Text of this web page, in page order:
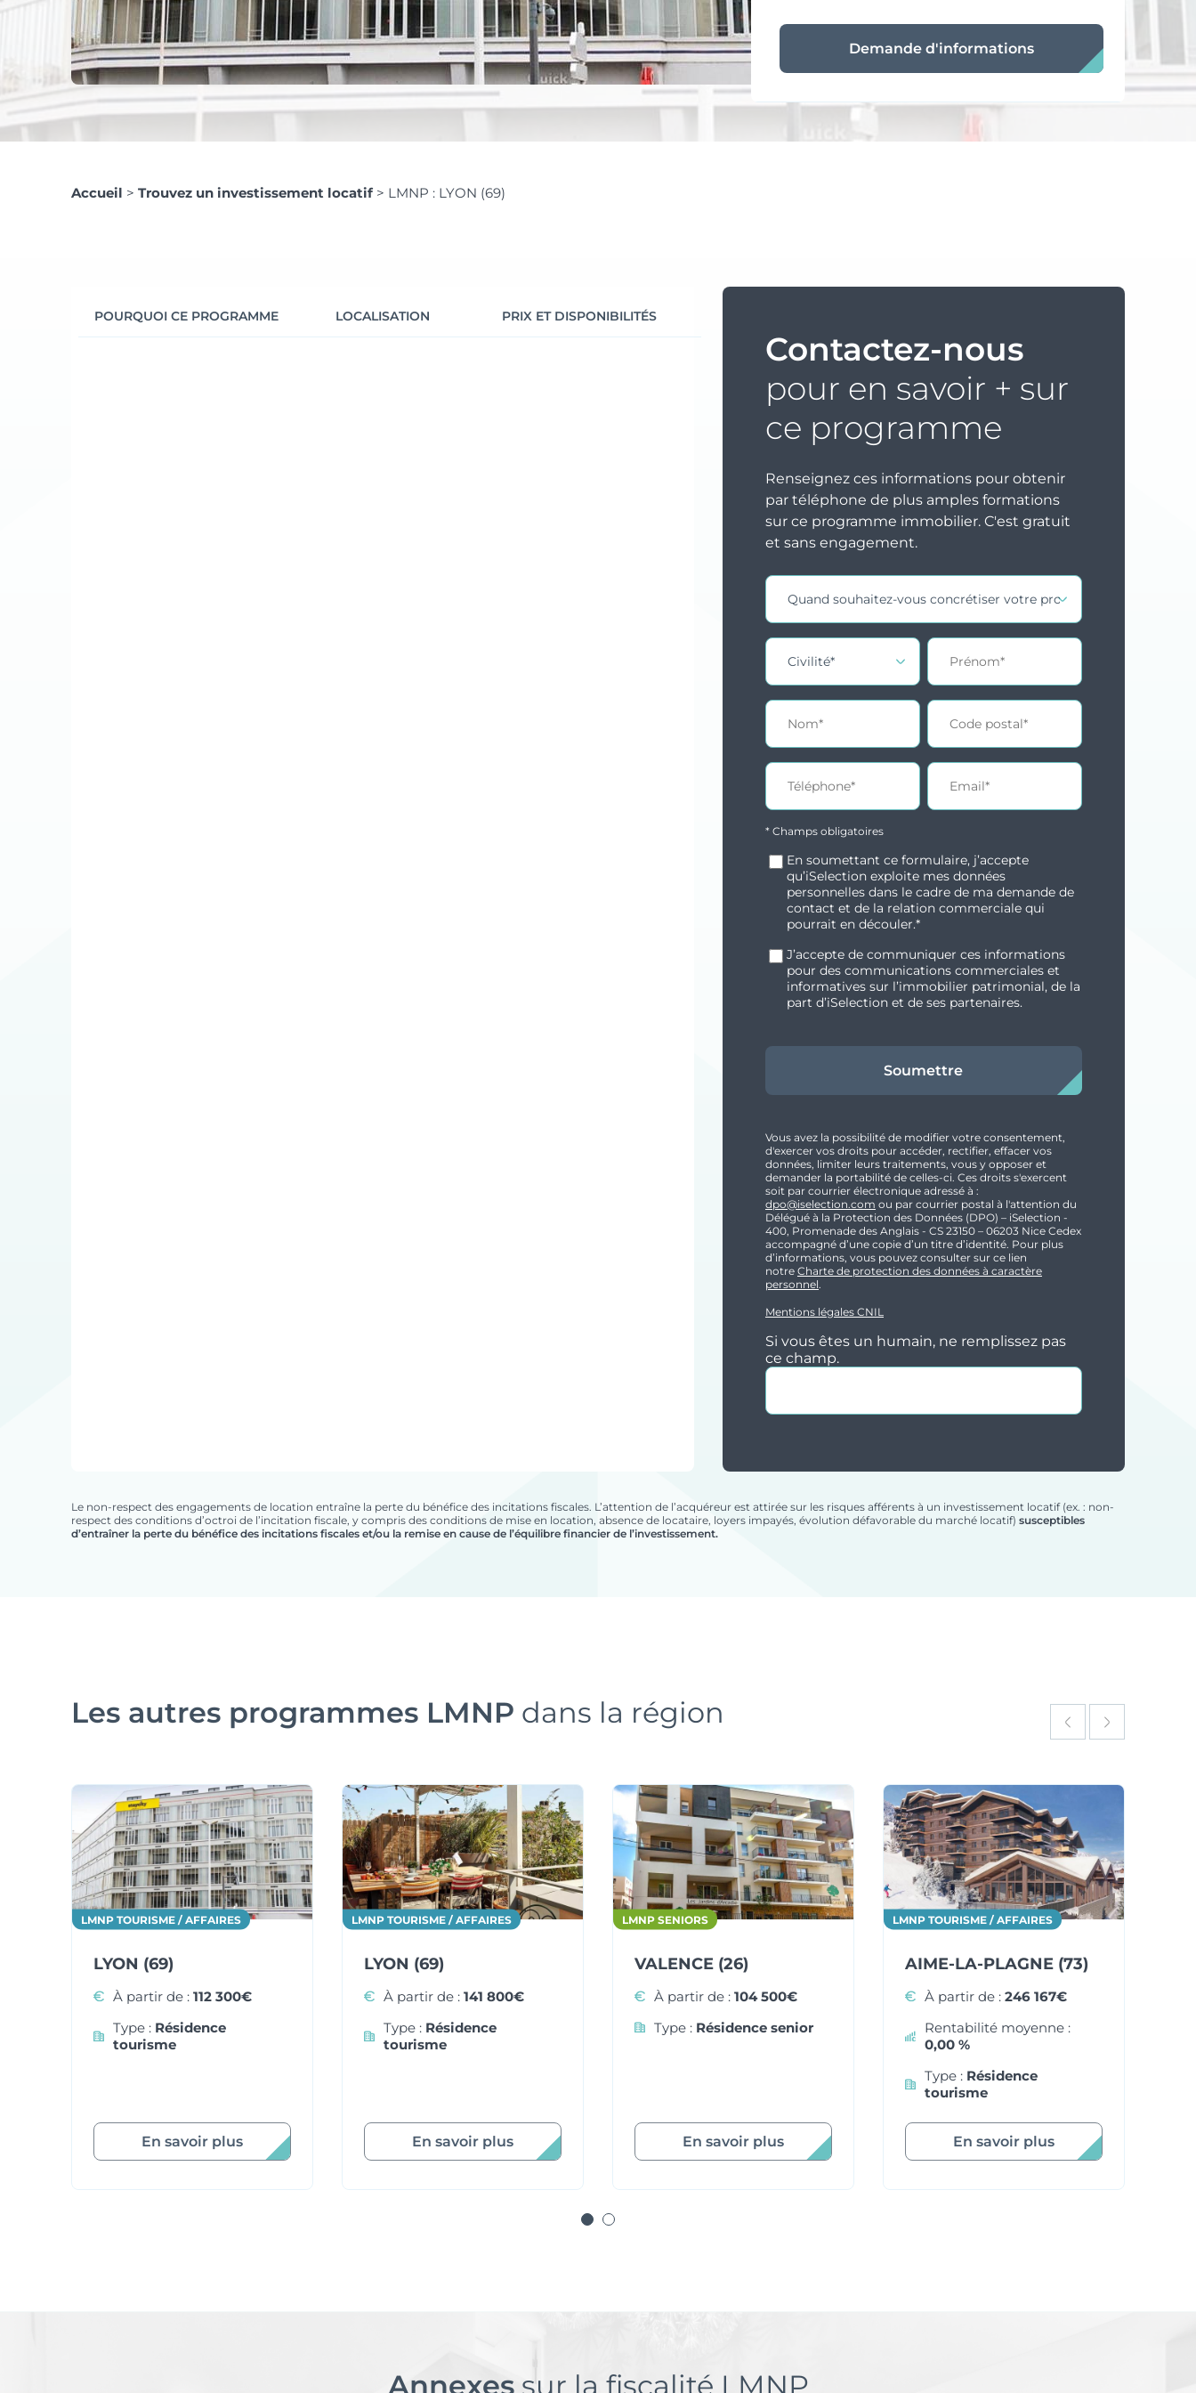
Demande d'informations
Accueil > Trouvez un investissement locatif > LMNP : LYON (69)
POURQUOI CE PROGRAMME LOCALISATION PRIX ET DISPONIBILITÉS
Contactez-nous
pour en savoir + sur
ce programme
Renseignez ces informations pour obtenir
par téléphone de plus amples formations
sur ce programme immobilier. C'est gratuit
et sans engagement.
Contact
* Champs obligatoires
En soumettant ce formulaire, j’accepte
qu’iSelection exploite mes données
personnelles dans le cadre de ma demande de
contact et de la relation commerciale qui
pourrait en découler.*
J’accepte de communiquer ces informations
pour des communications commerciales et
informatives sur l’immobilier patrimonial, de la
part d’iSelection et de ses partenaires.
Soumettre
Vous avez la possibilité de modifier votre consentement,
d'exercer vos droits pour accéder, rectifier, effacer vos
données, limiter leurs traitements, vous y opposer et
demander la portabilité de celles-ci. Ces droits s'exercent
soit par courrier électronique adressé à :
dpo@iselection.com ou par courrier postal à l'attention du
Délégué à la Protection des Données (DPO) – iSelection -
400, Promenade des Anglais - CS 23150 – 06203 Nice Cedex
accompagné d’une copie d’un titre d’identité. Pour plus
d’informations, vous pouvez consulter sur ce lien
notre Charte de protection des données à caractère
personnel.
Mentions légales CNIL
Si vous êtes un humain, ne remplissez pas
ce champ.
Le non-respect des engagements de location entraîne la perte du bénéfice des incitations fiscales. L’attention de l’acquéreur est attirée sur les risques afférents à un investissement locatif (ex. : non-
respect des conditions d’octroi de l’incitation fiscale, y compris des conditions de mise en location, absence de locataire, loyers impayés, évolution défavorable du marché locatif) susceptibles
d’entraîner la perte du bénéfice des incitations fiscales et/ou la remise en cause de l’équilibre financier de l’investissement.
Les autres programmes LMNP dans la région
LMNP TOURISME / AFFAIRES
LYON (69)
À partir de : 112 300€
Type : Résidence
tourisme
En savoir plus
LMNP TOURISME / AFFAIRES
LYON (69)
À partir de : 141 800€
Type : Résidence
tourisme
En savoir plus
LMNP SENIORS
VALENCE (26)
À partir de : 104 500€
Type : Résidence senior
En savoir plus
LMNP TOURISME / AFFAIRES
AIME-LA-PLAGNE (73)
À partir de : 246 167€
Rentabilité moyenne :
0,00 %
Type : Résidence
tourisme
En savoir plus
Annexessur la fiscalité LMNP